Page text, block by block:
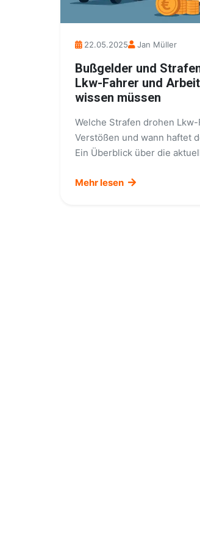
22.05.2025 Jan Müller
Bußgelder und
Lkw-Fahrer und
wissen müssen
Welche Strafen drohen
Verstößen und wann haftet
Ein Überblick über die
Mehr lesen